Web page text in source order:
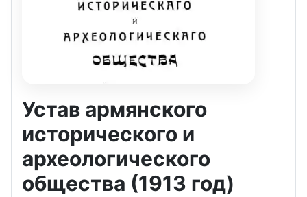
Устав армянского
исторического и
археологического
общества (1913 год)